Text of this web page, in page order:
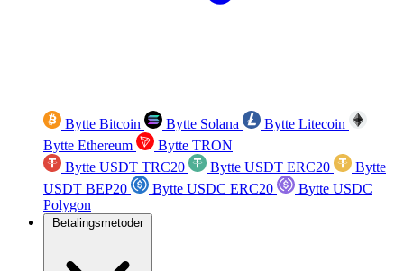
Bytte Bitcoin Bytte Solana
Bytte Litecoin
Bytte Ethereum
Bytte TRON
Bytte USDT TRC20
Bytte USDT ERC20
Bytte
USDT BEP20
Bytte USDC ERC20
Bytte USDC
Polygon
Betalingsmetoder